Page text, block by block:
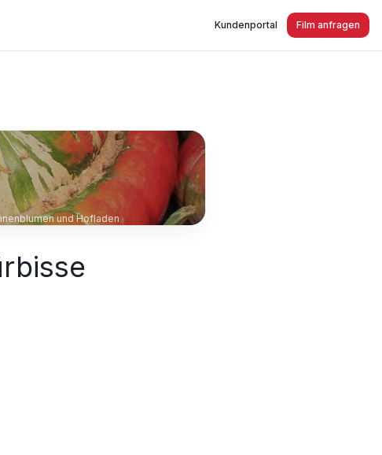
Kundenportal Film anfragen
Roelen Spargel Tulpen Kürbisse Sonnenblumen und Hofladen